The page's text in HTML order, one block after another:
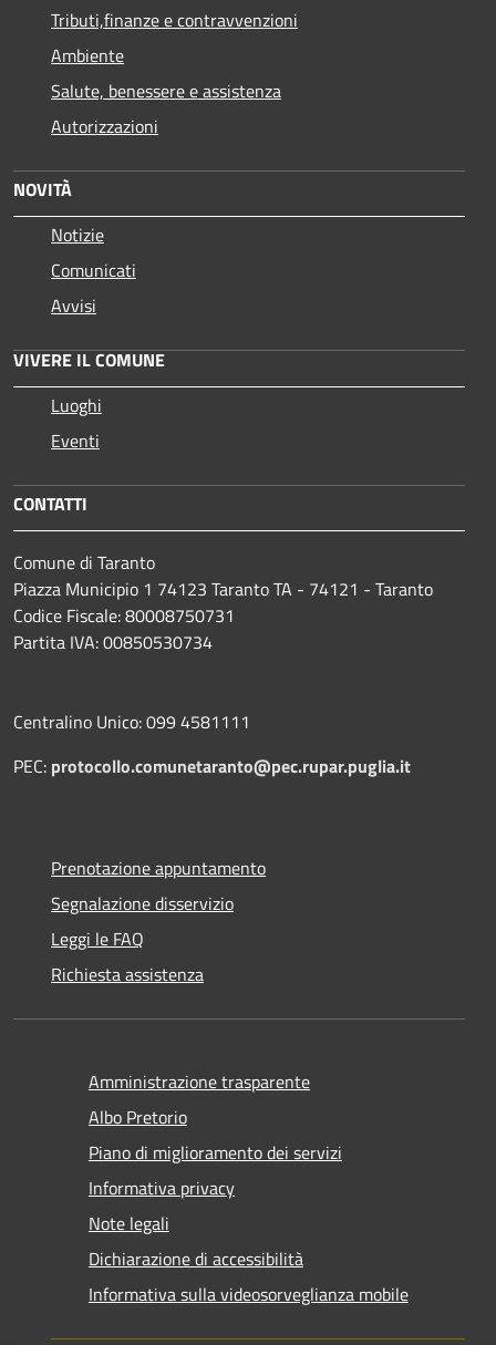
Tributi,finanze e contravvenzioni
Ambiente
Salute, benessere e assistenza
Autorizzazioni
NOVITÀ
Notizie
Comunicati
Avvisi
VIVERE IL COMUNE
Luoghi
Eventi
CONTATTI
Comune di Taranto
Piazza Municipio 1 74123 Taranto TA - 74121 - Taranto
Codice Fiscale: 80008750731
Partita IVA: 00850530734
Centralino Unico: 099 4581111
PEC: protocollo.comunetaranto@pec.rupar.puglia.it
Prenotazione appuntamento
Segnalazione disservizio
Leggi le FAQ
Richiesta assistenza
Amministrazione trasparente
Albo Pretorio
Piano di miglioramento dei servizi
Informativa privacy
Note legali
Dichiarazione di accessibilità
Informativa sulla videosorveglianza mobile